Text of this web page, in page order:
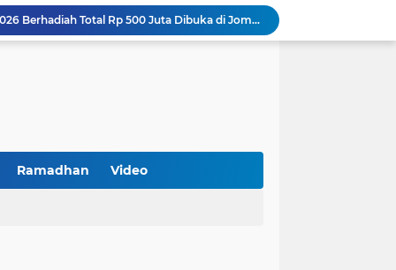
Turnamen PKDI Cup II 2026 Berhadiah Total Rp 500 Juta Dibuka di Jombang, Ketua PKDI Jatim Syaifullah Mahdi: Ajang Silaturrahmi dan Media Komunikasi Antar-Kades untuk Memajukan Desa
Kemerdekaan
Kemenkop Tekankan Peran Strategis Manajer dalam Menentukan Keberhasilan KDKMP
Ramadhan Video